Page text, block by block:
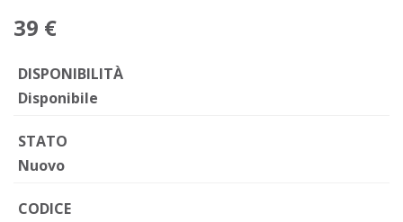
39 €
DISPONIBILITÀ
Disponibile
STATO
Nuovo
CODICE